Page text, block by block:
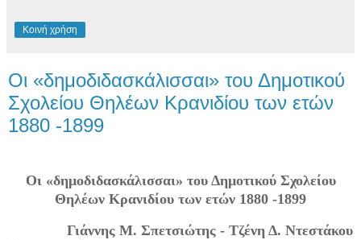
Κοινή χρήση
Οι «δημοδιδασκάλισσαι» του Δημοτικού
Σχολείου Θηλέων Κρανιδίου των ετών
1880 -1899
Οι «δημοδιδασκάλισσαι» του Δημοτικού Σχολείου
Θηλέων Κρανιδίου των ετών 1880 -1899
Γιάννης Μ. Σπετσιώτης - Τζένη Δ. Ντεστάκου